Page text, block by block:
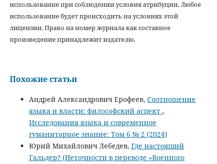
использование при соблюдении условия атрибуции. Любое
использование будет происходить на условиях этой
лицензии. Право на номер журнала как составное
произведение принадлежит издателю.
Похожие статьи
Андрей Александрович Ерофеев, Соотношение
языка и власти: философский аспект ,
Исследования языка и современное
гуманитарное знание: Том 6 № 2 (2024)
Юрий Михайлович Лебедев, Где настоящий
Гальдер? (Неточности в переводе «Военного